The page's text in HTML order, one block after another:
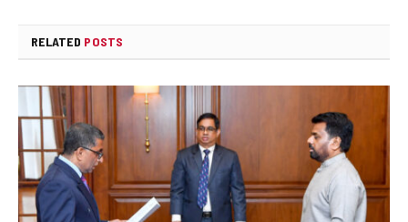
RELATED POSTS